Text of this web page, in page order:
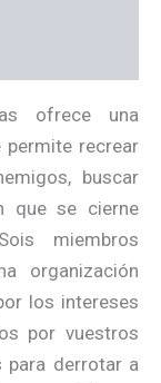
ofrece una
permite recrear
buscar
que se cierne
miembros
organización
los intereses
por vuestros
para derrotar a